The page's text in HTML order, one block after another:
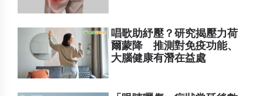
唱歌助紓壓？研究揭壓力荷
爾蒙降 推測對免疫功能、
大腦健康有潛在益處